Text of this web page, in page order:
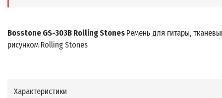
Bosstone GS-303B Rolling Stones Ремень для гитары,
рисунком Rolling Stones
Характеристики